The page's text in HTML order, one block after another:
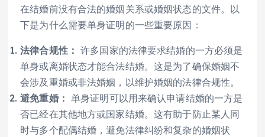
在结婚前没有合法的婚姻关系或婚姻状态的文件。以
下是为什么需要单身证明的一些重要原因：
法律合规性： 许多国家的法律要求结婚的一方必须是
单身或离婚状态才能合法结婚。这是为了确保婚姻不
会涉及重婚或非法婚姻，以维护婚姻的法律合规性。
避免重婚： 单身证明可以用来确认申请结婚的一方是
否已经在其他地方或国家结婚。这有助于防止某人同
时与多个配偶结婚，避免法律纠纷和复杂的婚姻状